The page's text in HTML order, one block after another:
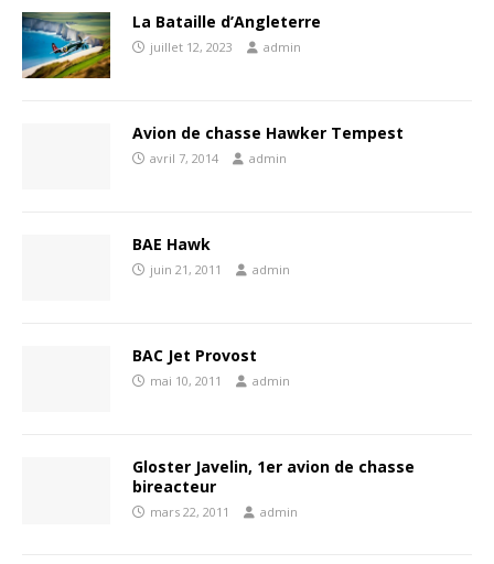
La Bataille d’Angleterre
juillet 12, 2023 admin
Avion de chasse Hawker Tempest
avril 7, 2014 admin
BAE Hawk
juin 21, 2011 admin
BAC Jet Provost
mai 10, 2011 admin
Gloster Javelin, 1er avion de chasse
bireacteur
mars 22, 2011 admin